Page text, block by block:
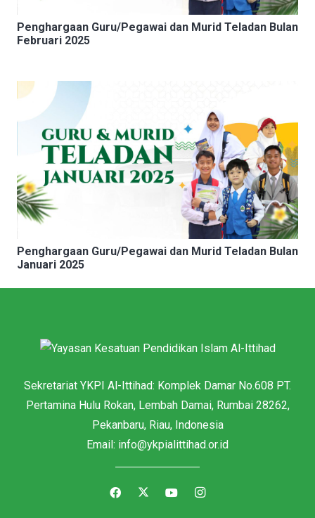
Penghargaan Guru/Pegawai dan Murid Teladan Bulan
Februari 2025
Penghargaan Guru/Pegawai dan Murid Teladan Bulan
Januari 2025
Sekretariat YKPI Al-Ittihad: Komplek Damar No.608 PT.
Pertamina Hulu Rokan, Lembah Damai, Rumbai 28262,
Pekanbaru, Riau, Indonesia
Email: info@ykpialittihad.or.id